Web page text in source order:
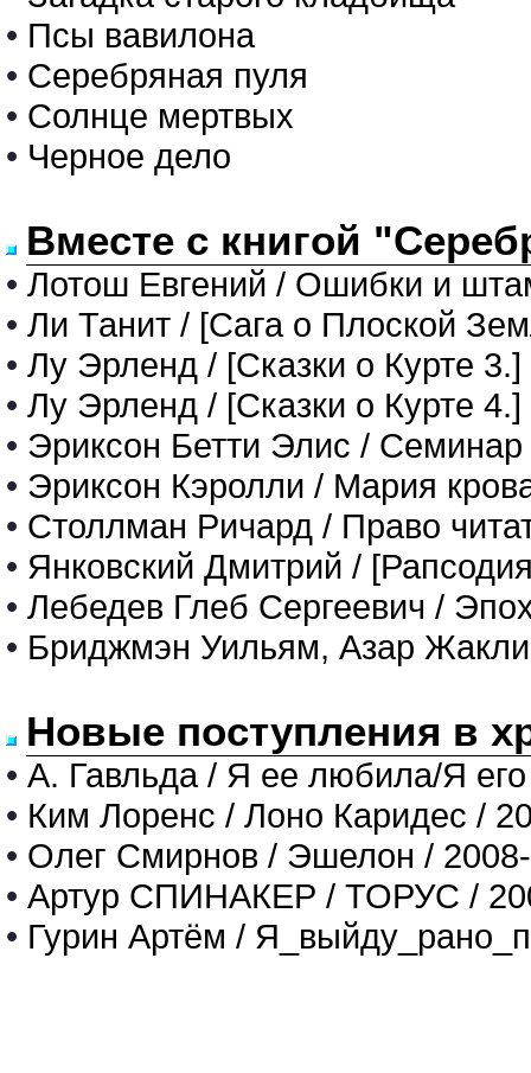
• Псы вавилона
• Серебряная пуля
• Солнце мертвых
• Черное дело
Вместе с книгой
• Лотош Евгений / Ошибки и
• Ли Танит / [Сага о Плоской
• Лу Эрленд / [Сказки о Курте
• Лу Эрленд / [Сказки о Курте 4.]
• Эриксон Бетти Элис /
• Эриксон Кэролли / Мария
• Столлман Ричард / Право
• Янковский Дмитрий /
• Лебедев Глеб Сергеевич /
• Бриджмэн Уильям, Азар
Новые поступления в
• А. Гавльда / Я ее любила/Я
• Ким Лоренс / Лоно Каридес /
• Олег Смирнов / Эшелон /
• Артур СПИНАКЕР / ТОРУС /
• Гурин Артём /